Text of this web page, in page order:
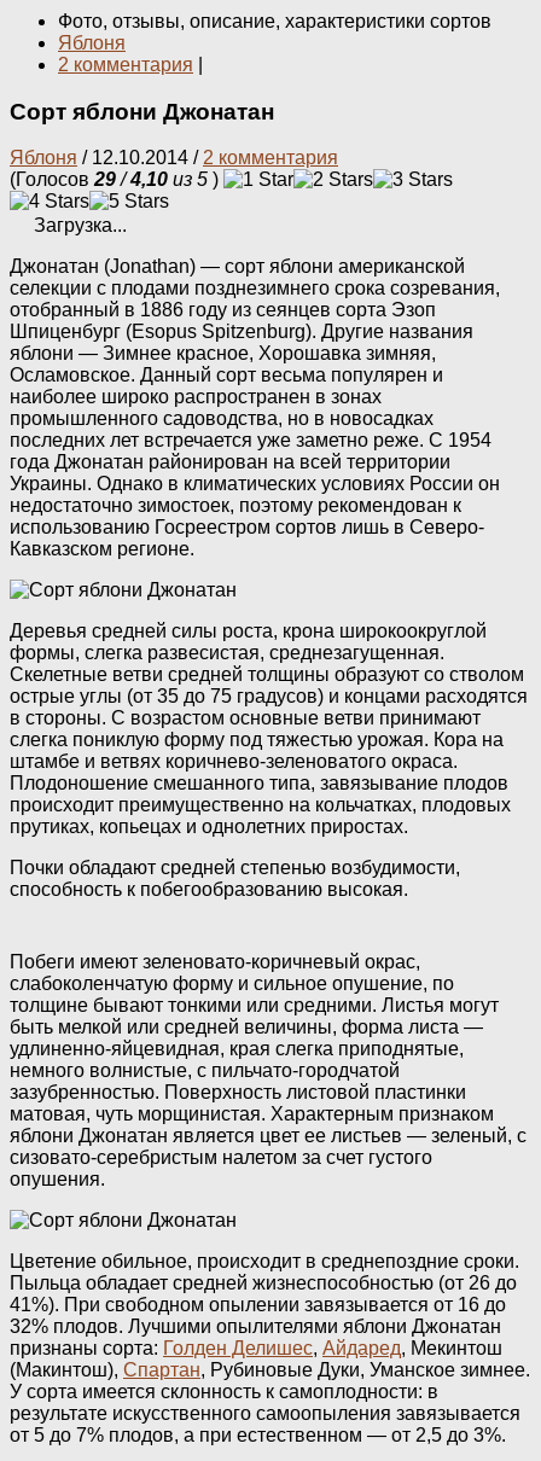
Фото, отзывы, описание, характеристики сортов
Яблоня
2 комментария
Сорт яблони Джонатан
Яблоня / 12.10.2014 /2 комментария
(Голосов29/4,10 из 5 )
Загрузка...
Джонатан (Jonathan) — сорт яблони американской
селекции с плодами позднезимнего срока созревания,
отобранный в 1886 году из сеянцев сорта Эзоп
Шпиценбург (Esopus Spitzenburg). Другие названия
яблони — Зимнее красное, Хорошавка зимняя,
Осламовское. Данный сорт весьма популярен и
наиболее широко распространен в зонах
промышленного садоводства, но в новосадках
последних лет встречается уже заметно реже. С 1954
года Джонатан районирован на всей территории
Украины. Однако в климатических условиях России он
недостаточно зимостоек, поэтому рекомендован к
использованию Госреестром сортов лишь в Северо-
Кавказском регионе.
Деревья средней силы роста, крона широкоокруглой
формы, слегка развесистая, среднезагущенная.
Скелетные ветви средней толщины образуют со стволом
острые углы (от 35 до 75 градусов) и концами расходятся
в стороны. С возрастом основные ветви принимают
слегка пониклую форму под тяжестью урожая. Кора на
штамбе и ветвях коричнево-зеленоватого окраса.
Плодоношение смешанного типа, завязывание плодов
происходит преимущественно на кольчатках, плодовых
прутиках, копьецах и однолетних приростах.
Почки обладают средней степенью возбудимости,
способность к побегообразованию высокая.
Побеги имеют зеленовато-коричневый окрас,
слабоколенчатую форму и сильное опушение, по
толщине бывают тонкими или средними. Листья могут
быть мелкой или средней величины, форма листа —
удлиненно-яйцевидная, края слегка приподнятые,
немного волнистые, с пильчато-городчатой
зазубренностью. Поверхность листовой пластинки
матовая, чуть морщинистая. Характерным признаком
яблони Джонатан является цвет ее листьев — зеленый, с
сизовато-серебристым налетом за счет густого
опушения.
Цветение обильное, происходит в среднепоздние сроки.
Пыльца обладает средней жизнеспособностью (от 26 до
41%). При свободном опылении завязывается от 16 до
32% плодов. Лучшими опылителями яблони Джонатан
признаны сорта: Голден Делишес, Айдаред, Мекинтош
(Макинтош), Спартан, Рубиновые Дуки, Уманское зимнее.
У сорта имеется склонность к самоплодности: в
результате искусственного самоопыления завязывается
от 5 до 7% плодов, а при естественном — от 2,5 до 3%.